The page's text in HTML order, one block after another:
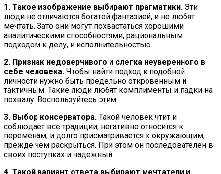
1. Такое изображение выбирают прагматики. Эти
люди не отличаются богатой фантазией, и не любят
мечтать. Зато они могут похвастаться хорошими
аналитическими способностями, рациональным
подходом к делу, и исполнительностью.
2. Признак недоверчивого и слегка неуверенного в
себе человека. Чтобы найти подход к подобной
личности нужно быть предельно откровенным и
тактичным. Такие люди любят комплименты и падки на
похвалу. Воспользуйтесь этим.
3. Выбор консерватора. Такой человек чтит и
соблюдает все традиции, негативно относится к
переменам, и долго присматривается к окружающим,
прежде чем раскрыться. При этом он последователен в
своих поступках и надежный.
4. Такой вариант ответа выбирают мечтатели и